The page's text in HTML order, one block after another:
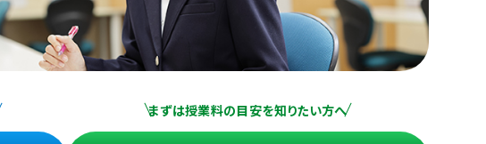
まずは授業料の目安を知りたい方へ